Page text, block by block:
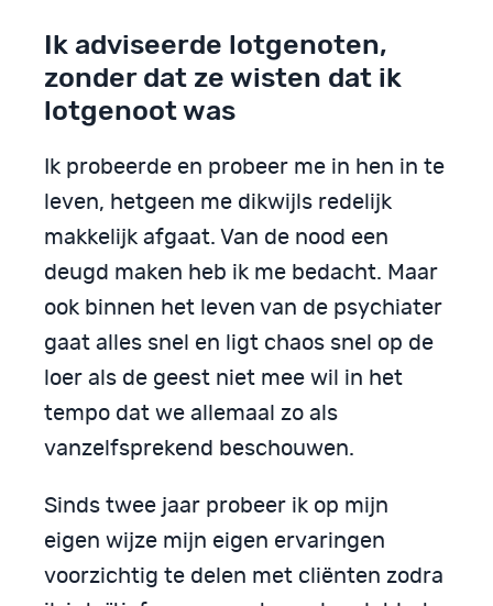
Ik adviseerde lotgenoten,
zonder dat ze wisten dat ik
lotgenoot was
Ik probeerde en probeer me in hen in te
leven, hetgeen me dikwijls redelijk
makkelijk afgaat. Van de nood een
deugd maken heb ik me bedacht. Maar
ook binnen het leven van de psychiater
gaat alles snel en ligt chaos snel op de
loer als de geest niet mee wil in het
tempo dat we allemaal zo als
vanzelfsprekend beschouwen.
Sinds twee jaar probeer ik op mijn
eigen wijze mijn eigen ervaringen
voorzichtig te delen met cliënten zodra